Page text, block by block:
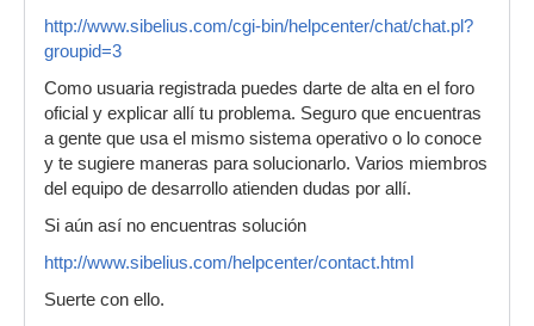
http://www.sibelius.com/cgi-bin/helpcenter/chat/chat.pl?
groupid=3
Como usuaria registrada puedes darte de alta en el foro
oficial y explicar allí tu problema. Seguro que encuentras
a gente que usa el mismo sistema operativo o lo conoce
y te sugiere maneras para solucionarlo. Varios miembros
del equipo de desarrollo atienden dudas por allí.
Si aún así no encuentras solución
http://www.sibelius.com/helpcenter/contact.html
Suerte con ello.